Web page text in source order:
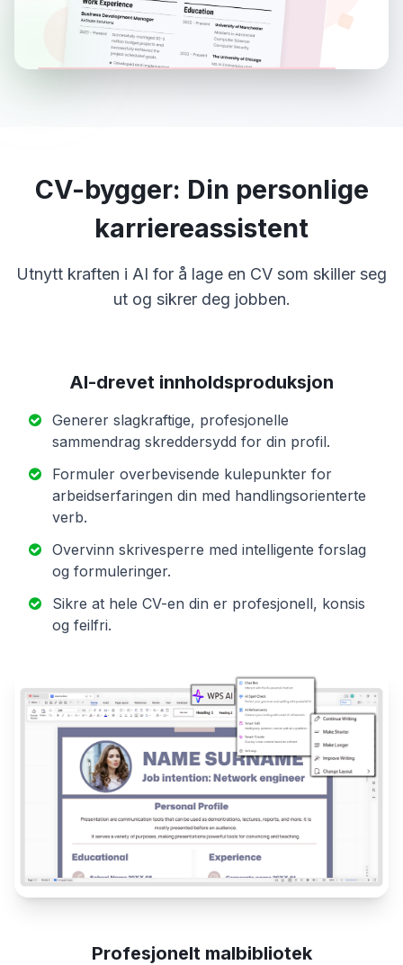
CV-bygger: Din personlige
karriereassistent
Utnytt kraften i AI for å lage en CV som skiller seg
ut og sikrer deg jobben.
AI-drevet innholdsproduksjon
Generer slagkraftige, profesjonelle
sammendrag skreddersydd for din profil.
Formuler overbevisende kulepunkter for
arbeidserfaringen din med handlingsorienterte
verb.
Overvinn skrivesperre med intelligente forslag
og formuleringer.
Sikre at hele CV-en din er profesjonell, konsis
og feilfri.
Profesjonelt malbibliotek